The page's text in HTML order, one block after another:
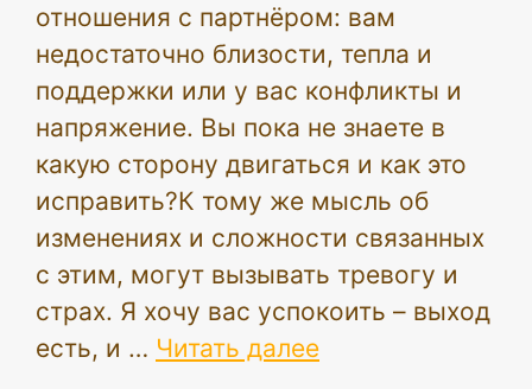
отношения с партнёром: вам
недостаточно близости, тепла и
поддержки или у вас конфликты и
напряжение. Вы пока не знаете в
какую сторону двигаться и как это
исправить?К тому же мысль об
изменениях и сложности связанных
с этим, могут вызывать тревогу и
страх. Я хочу вас успокоить – выход
есть, и … Читать далее